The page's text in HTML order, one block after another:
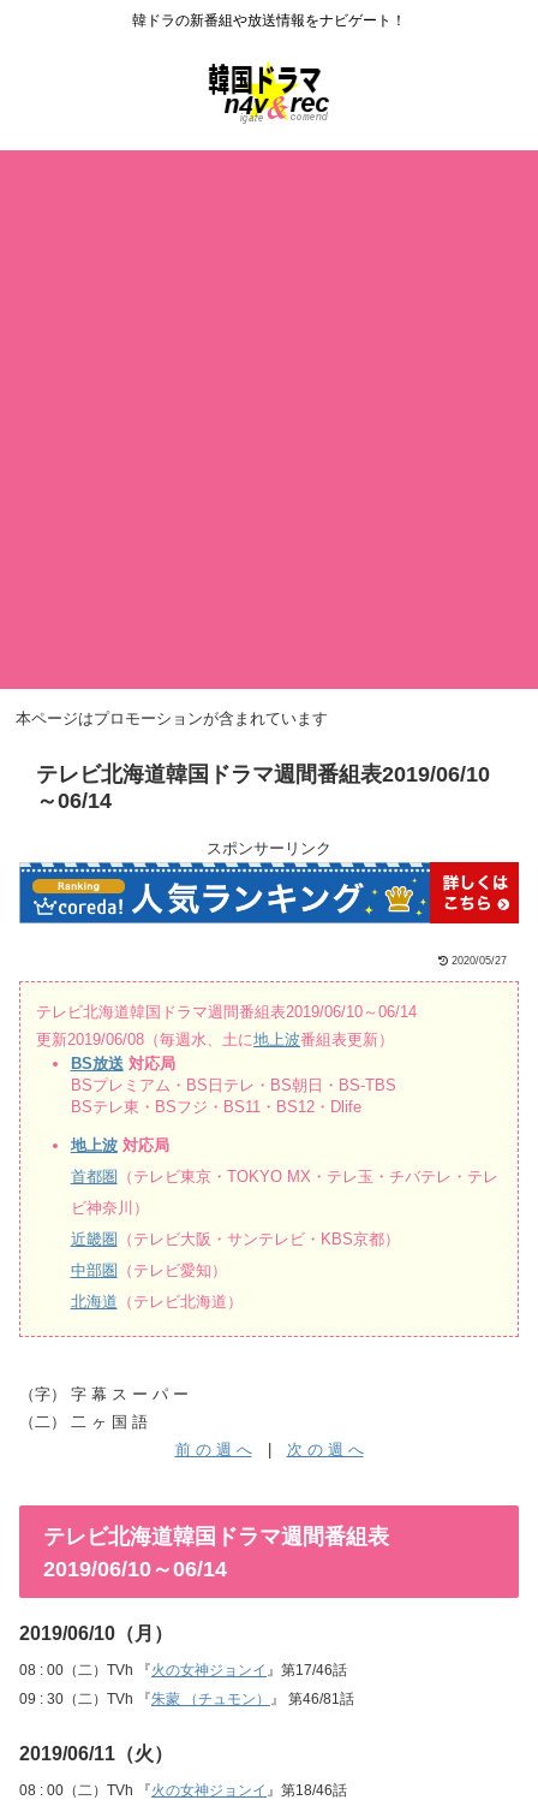
韓ドラの新番組や放送情報をナビゲート！
本ページはプロモーションが含まれています
テレビ北海道韓国ドラマ週間番組表2019/06/10
～06/14
スポンサーリンク
2020/05/27
テレビ北海道韓国ドラマ週間番組表2019/06/10～06/14
更新2019/06/08（毎週水、土に地上波番組表更新）
BS放送 対応局
BSプレミアム・BS日テレ・BS朝日・BS-TBS
BSテレ東・BSフジ・BS11・BS12・Dlife
地上波対応局
首都圏 （テレビ東京・TOKYO MX・テレ玉・チバテレ・テレ
ビ神奈川）
近畿圏 （テレビ大阪・サンテレビ・KBS京都）
中部圏 （テレビ愛知）
北海道 （テレビ北海道）
（字） 字 幕 ス ー パ ー
（二） 二 ヶ 国 語
前 の 週 へ| 次 の 週 へ
テレビ北海道韓国ドラマ週間番組表
2019/06/10～06/14
2019/06/10（月）
08 : 00（二）TVh 『火の女神ジョンイ 』第17/46話
09 : 30（二）TVh 『朱蒙 （チュモン） 』 第46/81話
2019/06/11（火）
08 : 00（二）TVh 『火の女神ジョンイ 』第18/46話